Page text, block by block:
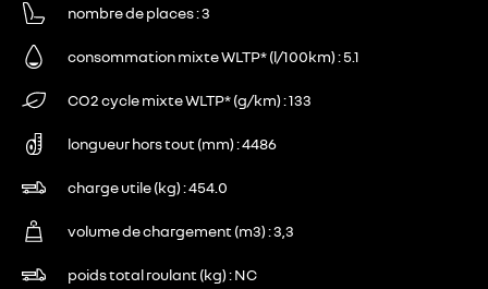
nombre de places 3
consommation mixte WLTP* (l/100km) 5.1
CO2 cycle mixte WLTP* (g/km) 133
longueur hors tout (mm) 4486
charge utile (kg) 454.0
volume de chargement (m3) 3,3
poids total roulant (kg) NC